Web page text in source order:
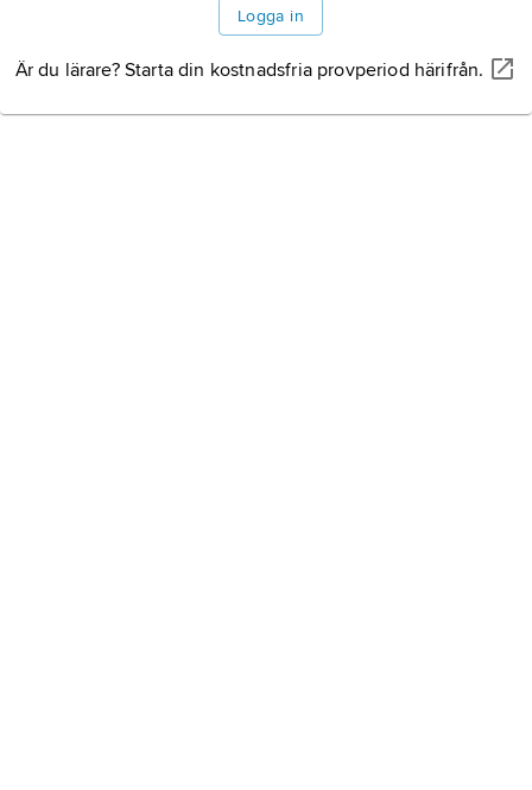
Logga in
Är du lärare? Starta din kostnadsfria provperiod härifrån.